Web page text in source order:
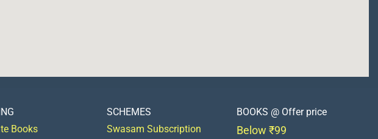
Books
SCHEMES
Swasam Subscription
BOOKS @ Offer price
Below ₹99